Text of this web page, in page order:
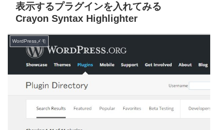
表示するプラグインを入れてみる
Crayon Syntax Highlighter
WordPressメモ